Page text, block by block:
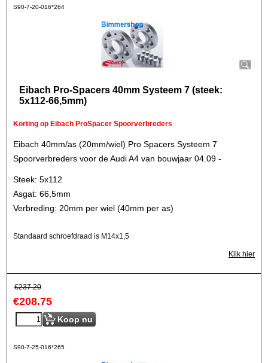
S90-7-20-016*264
Eibach Pro-Spacers 40mm Systeem 7 (steek:
5x112-66,5mm)
Korting op Eibach ProSpacer Spoorverbreders
Eibach 40mm/as (20mm/wiel) Pro Spacers Systeem 7
Spoorverbreders voor de Audi A4 van bouwjaar 04.09 -
Steek: 5x112
Asgat: 66,5mm
Verbreding: 20mm per wiel (40mm per as)
Standaard schroefdraad is M14x1,5
Klik hier
€237.20
€208.75
Koop nu
S90-7-25-016*265